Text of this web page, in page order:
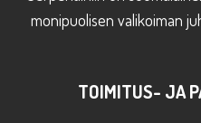
monipuolisen valikoiman
TOIMITUS- JA